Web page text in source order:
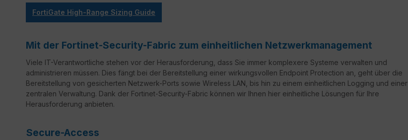
FortiGate High-Range Sizing Guide
Mit der Fortinet-Security-Fabric zum einheitlichen Netzwerkmanagement
Viele IT-Verantwortliche stehen vor der Herausforderung, dass Sie immer komplexere Systeme verwalten und
administrieren müssen. Dies fängt bei der Bereitstellung einer wirkungsvollen Endpoint Protection an, geht über die
Bereitstellung von gesicherten Netzwerk-Ports sowie Wireless LAN, bis hin zu einem einheitlichen Logging und einer
zentralen Verwaltung. Dank der Fortinet-Security-Fabric können wir Ihnen hier einheitliche Lösungen für Ihre
Herausforderung anbieten.
Secure-Access